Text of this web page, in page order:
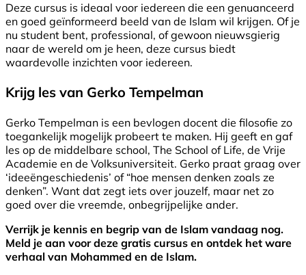
Deze cursus is ideaal voor iedereen die een genuanceerd
en goed geïnformeerd beeld van de Islam wil krijgen. Of je
nu student bent, professional, of gewoon nieuwsgierig
naar de wereld om je heen, deze cursus biedt
waardevolle inzichten voor iedereen.
Krijg les van Gerko Tempelman
Gerko Tempelman is een bevlogen docent die filosofie zo
toegankelijk mogelijk probeert te maken. Hij geeft en gaf
les op de middelbare school, The School of Life, de Vrije
Academie en de Volksuniversiteit. Gerko praat graag over
‘ideeëngeschiedenis’ of “hoe mensen denken zoals ze
denken”. Want dat zegt iets over jouzelf, maar net zo
goed over die vreemde, onbegrijpelijke ander.
Verrijk je kennis en begrip van de Islam vandaag nog.
Meld je aan voor deze gratis cursus en ontdek het ware
verhaal van Mohammed en de Islam.